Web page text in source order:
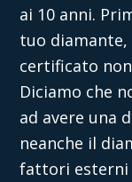
ai 10 anni.
tuo diamante,
certificato
Diciamo che
ad avere una
neanche il
fattori esterni